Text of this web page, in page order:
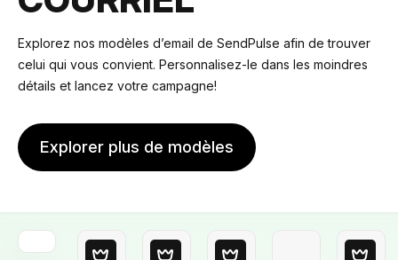
Explorez nos modèles d’email de SendPulse afin de trouver
celui qui vous convient. Personnalisez-le dans les moindres
détails et lancez votre campagne!
Explorer plus de modèles